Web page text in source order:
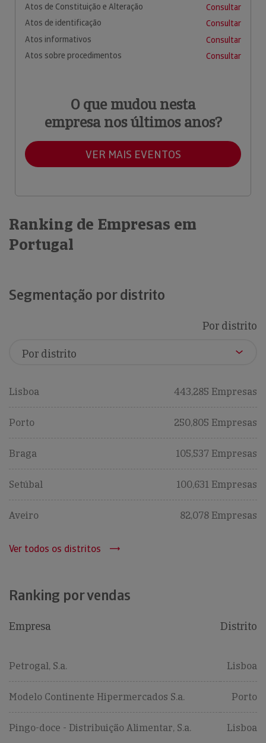
Atos de Constituição e Alteração
Consultar
Atos de identificação
Consultar
Atos informativos
Consultar
Atos sobre procedimentos
Consultar
O que mudou nesta
empresa nos últimos anos?
VER MAIS EVENTOS
Ranking de Empresas em
Portugal
Segmentação por distrito
Por distrito
Lisboa 443,285 Empresas
Porto 250,805 Empresas
Braga 105,537 Empresas
Setúbal 100,631 Empresas
Aveiro 82,078 Empresas
Ver todos os distritos
Ranking por vendas
Empresa Distrito
Petrogal, S.a. Lisboa
Modelo Continente Hipermercados S.a. Porto
Pingo-doce - Distribuição Alimentar, S.a. Lisboa